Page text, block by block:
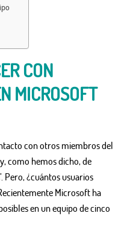
CON
MICROSOFT
con otros miembros del
como hemos dicho, de
Pero, ¿cuántos usuarios
Microsoft ha
en un equipo de cinco